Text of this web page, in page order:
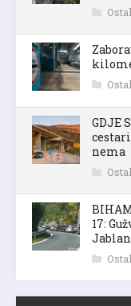
GDJE
nema
17: